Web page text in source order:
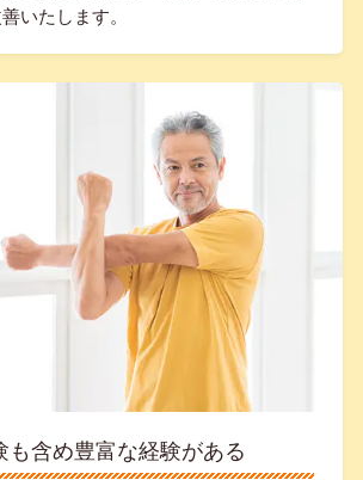
いたします。
も含め豊富な経験がある